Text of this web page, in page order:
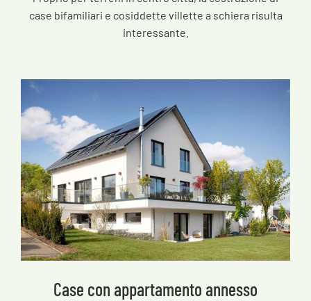
case bifamiliari e cosiddette villette a schiera risulta
interessante.
Case con appartamento annesso